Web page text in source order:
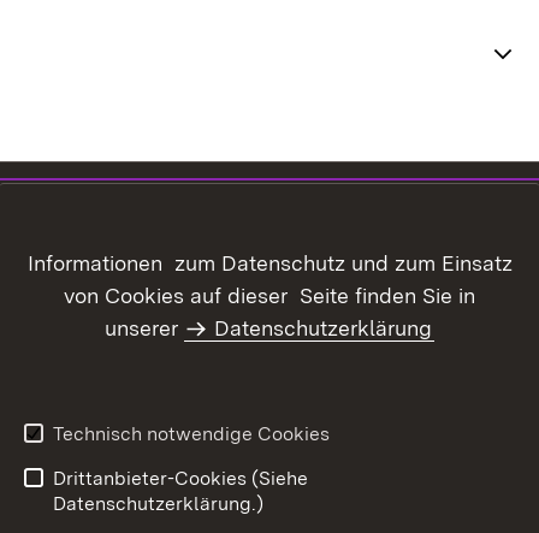
Barrierefreiheit
Benutzungshinweise
Informationssicherheit
Informationen zum Datenschutz und zum Einsatz
von Cookies auf dieser Seite finden Sie in
unserer
Datenschutzerklärung
Technisch notwendige Cookies
Drittanbieter-Cookies (Siehe
Datenschutzerklärung.)